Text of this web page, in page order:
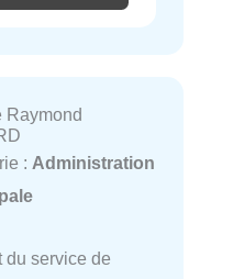
Raymond
: Administration
du service de